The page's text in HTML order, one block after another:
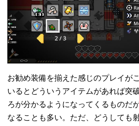
お勧め装備を揃えた感じのプレイが
いるとどういうアイテムがあれば突
ろが分かるようになってくるものだ
なることも多い。ただ、どうしても